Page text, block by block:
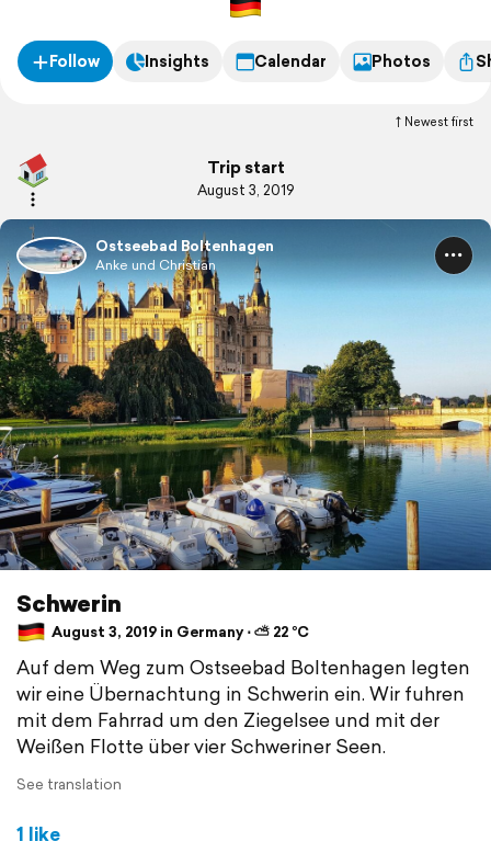
Follow Insights Calendar Photos
Newest first
Trip start
August 3, 2019
Ostseebad Boltenhagen
Anke und Christian
Schwerin
August 3, 2019 in Germany ⋅ ⛅ 22 °C
Auf dem Weg zum Ostseebad Boltenhagen legten
wir eine Übernachtung in Schwerin ein. Wir fuhren
mit dem Fahrrad um den Ziegelsee und mit der
Weißen Flotte über vier Schweriner Seen.
See translation
1 like